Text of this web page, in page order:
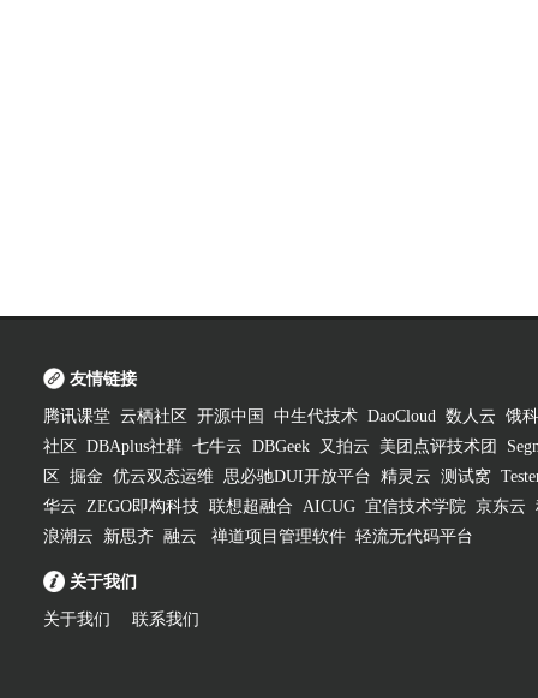
友情链接
腾讯课堂 云栖社区 开源中国 中生代技术 DaoCloud 数人云 饿
社区
DBAplus社群 七牛云 DBGeek 又拍云 美团点评技术团
区
掘金 优云双态运维 思必驰DUI开放平台 精灵云 测试窝
华云 ZEGO即构科技 联想超融合 AICUG 宜信技术学院 京东云
浪潮云
新思齐 融云 禅道项目管理软件 轻流无代码平台
关于我们
关于我们 联系我们